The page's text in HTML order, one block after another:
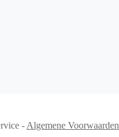
- Algemene Voorwaarden